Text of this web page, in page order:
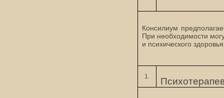
Консилиум
При необходимости
и психического
1.